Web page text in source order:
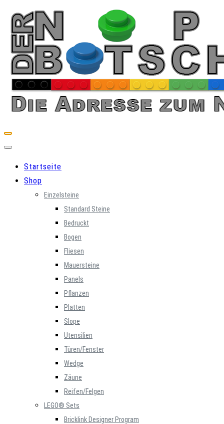
Skip
content
Startseite
Shop
Einzelsteine
Standard Steine
Bedruckt
Bogen
Fliesen
Mauersteine
Panels
Pflanzen
Platten
Slope
Utensilien
Türen/Fenster
Wedge
Zäune
Reifen/Felgen
LEGO® Sets
Bricklink Designer Program